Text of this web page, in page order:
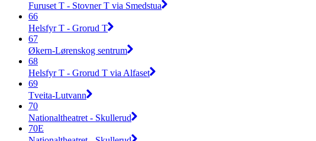
Furuset T - Stovner T via Smedstua
66
Helsfyr T - Grorud T
67
Økern-Lørenskog sentrum
68
Helsfyr T - Grorud T via Alfaset
69
Tveita-Lutvann
70
Nationaltheatret - Skullerud
70E